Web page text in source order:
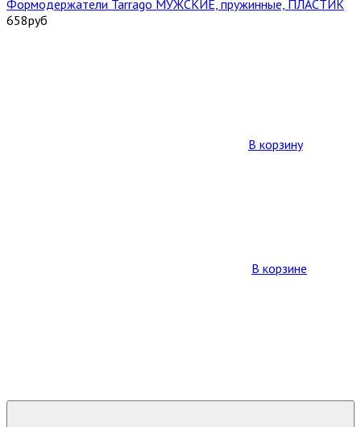
Формодержатели Tarrago МУЖСКИЕ, пружинные, ПЛАСТИК
658руб
В корзину
В корзине